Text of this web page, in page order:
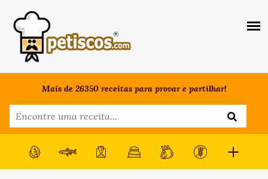
Mais de 26350 receitas para provar e partilhar!